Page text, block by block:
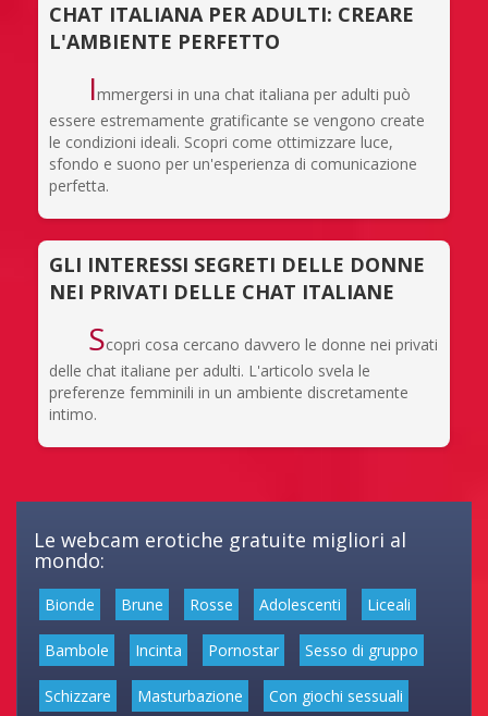
CHAT ITALIANA PER ADULTI: CREARE
L'AMBIENTE PERFETTO
Immergersi in una chat italiana per adulti può
essere estremamente gratificante se vengono create
le condizioni ideali. Scopri come ottimizzare luce,
sfondo e suono per un'esperienza di comunicazione
perfetta.
GLI INTERESSI SEGRETI DELLE DONNE
NEI PRIVATI DELLE CHAT ITALIANE
Scopri cosa cercano davvero le donne nei privati
delle chat italiane per adulti. L'articolo svela le
preferenze femminili in un ambiente discretamente
intimo.
Le webcam erotiche gratuite migliori al
mondo:
Bionde Brune Rosse Adolescenti Liceali
Bambole Incinta Pornostar Sesso di gruppo
Schizzare Masturbazione Con giochi sessuali